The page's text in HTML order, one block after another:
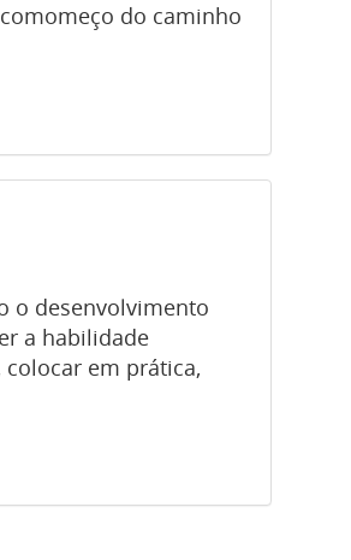
do caminho
o desenvolvimento
a habilidade
em prática,